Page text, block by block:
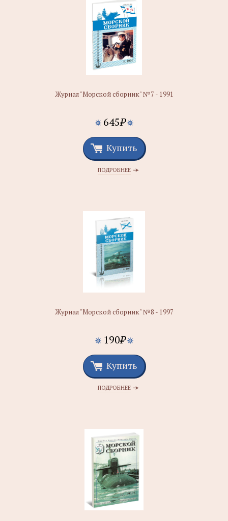
Журнал "Морской сборник" №7 - 1991
645₽
Купить
ПОДРОБНЕЕ
Журнал "Морской сборник" №8 - 1997
190₽
Купить
ПОДРОБНЕЕ